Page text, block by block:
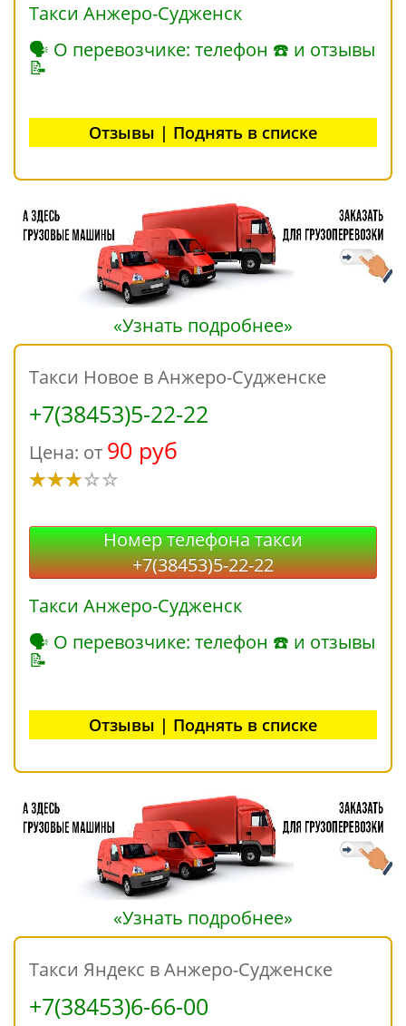
Такси Анжеро-Судженск
🗣 О перевозчике: телефон ☎ и отзывы
📝
Отзывы | Поднять в списке
«Узнать подробнее»
Такси Новое в Анжеро-Судженске
+7(38453)5-22-22
Цена: от 90 руб
Номер телефона такси
+7(38453)5-22-22
Такси Анжеро-Судженск
🗣 О перевозчике: телефон ☎ и отзывы
📝
Отзывы | Поднять в списке
«Узнать подробнее»
Такси Яндекс в Анжеро-Судженске
+7(38453)6-66-00